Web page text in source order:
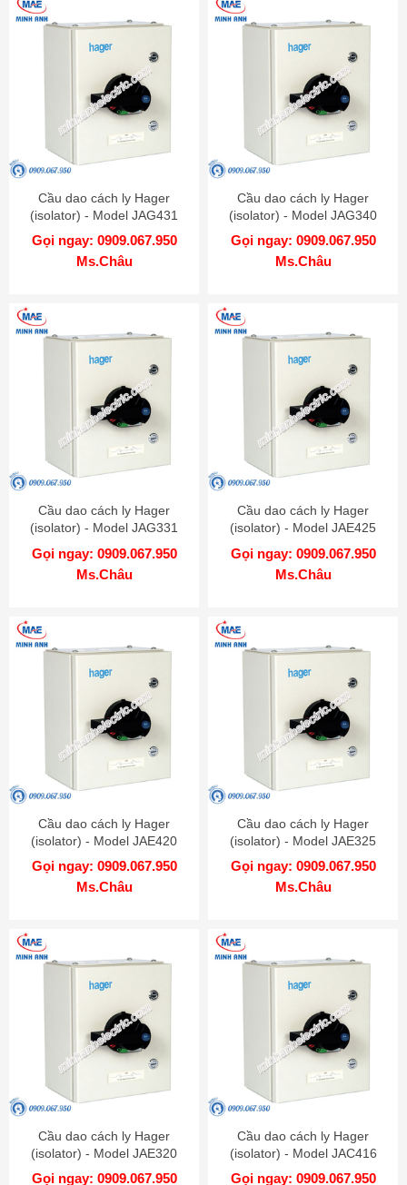
Cầu dao cách ly Hager
(isolator) - Model JAG431
Gọi ngay: 0909.067.950
Ms.Châu
Cầu dao cách ly Hager
(isolator) - Model JAG340
Gọi ngay: 0909.067.950
Ms.Châu
Cầu dao cách ly Hager
(isolator) - Model JAG331
Gọi ngay: 0909.067.950
Ms.Châu
Cầu dao cách ly Hager
(isolator) - Model JAE425
Gọi ngay: 0909.067.950
Ms.Châu
Cầu dao cách ly Hager
(isolator) - Model JAE420
Gọi ngay: 0909.067.950
Ms.Châu
Cầu dao cách ly Hager
(isolator) - Model JAE325
Gọi ngay: 0909.067.950
Ms.Châu
Cầu dao cách ly Hager
(isolator) - Model JAE320
Gọi ngay: 0909.067.950
Cầu dao cách ly Hager
(isolator) - Model JAC416
Gọi ngay: 0909.067.950